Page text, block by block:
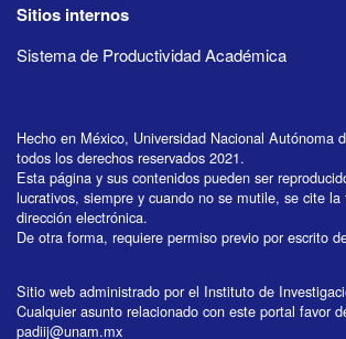
Sitios internos
Sistema de Productividad Académica
Hecho en México, Universidad Nacional Autónoma
todos los derechos reservados 2021.
Esta página y sus contenidos pueden ser
lucrativos, siempre y cuando no se mutile, se cite
dirección electrónica.
De otra forma, requiere permiso previo por escrito
Sitio web administrado por el Instituto de
Cualquier asunto relacionado con este portal favor
padiij@unam.mx